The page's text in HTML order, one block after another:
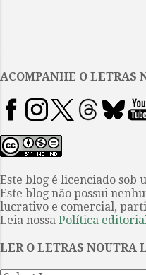
r
i
o
s
ACOMPANHE O LETRAS
Este blog é licenciado sob
Este blog não possui
lucrativo e comercial,
Leia nossa Política
LER O LETRAS NOUTRA